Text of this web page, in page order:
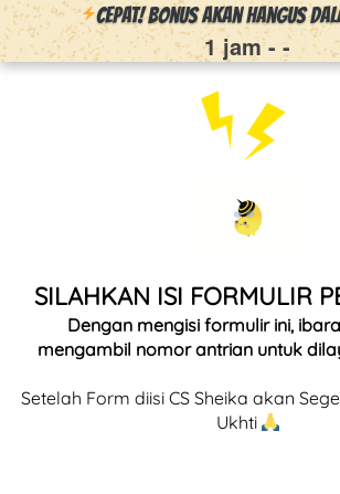
SILAHKAN ISI FORMULIR
Dengan mengisi formulir ini,
mengambil nomor antrian untuk
Setelah Form diisi CS Sheika akan
Ukhti
CEPAT! Bonus Akan Hangus
1 jam--